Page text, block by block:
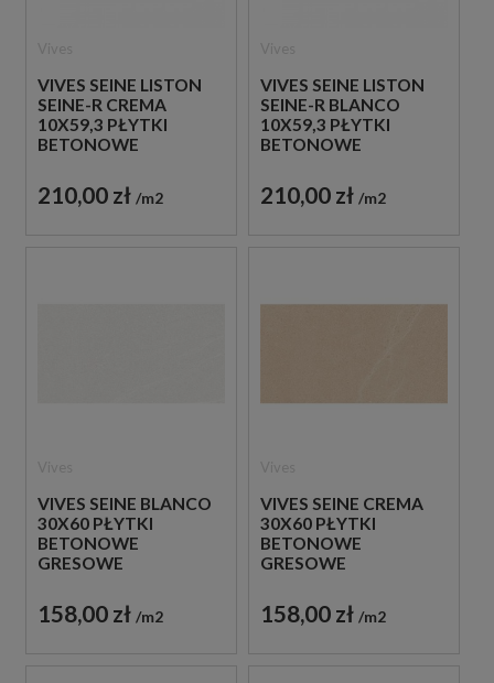
VIVES SEINE LISTON
SEINE-R CREMA
10X59,3 PŁYTKI
BETONOWE
210,00 zł m2
VIVES SEINE LISTON
SEINE-R BLANCO
10X59,3 PŁYTKI
BETONOWE
210,00 zł m2
VIVES SEINE BLANCO
30X60 PŁYTKI
BETONOWE
GRESOWE
158,00 zł m2
VIVES SEINE CREMA
30X60 PŁYTKI
BETONOWE
GRESOWE
158,00 zł m2